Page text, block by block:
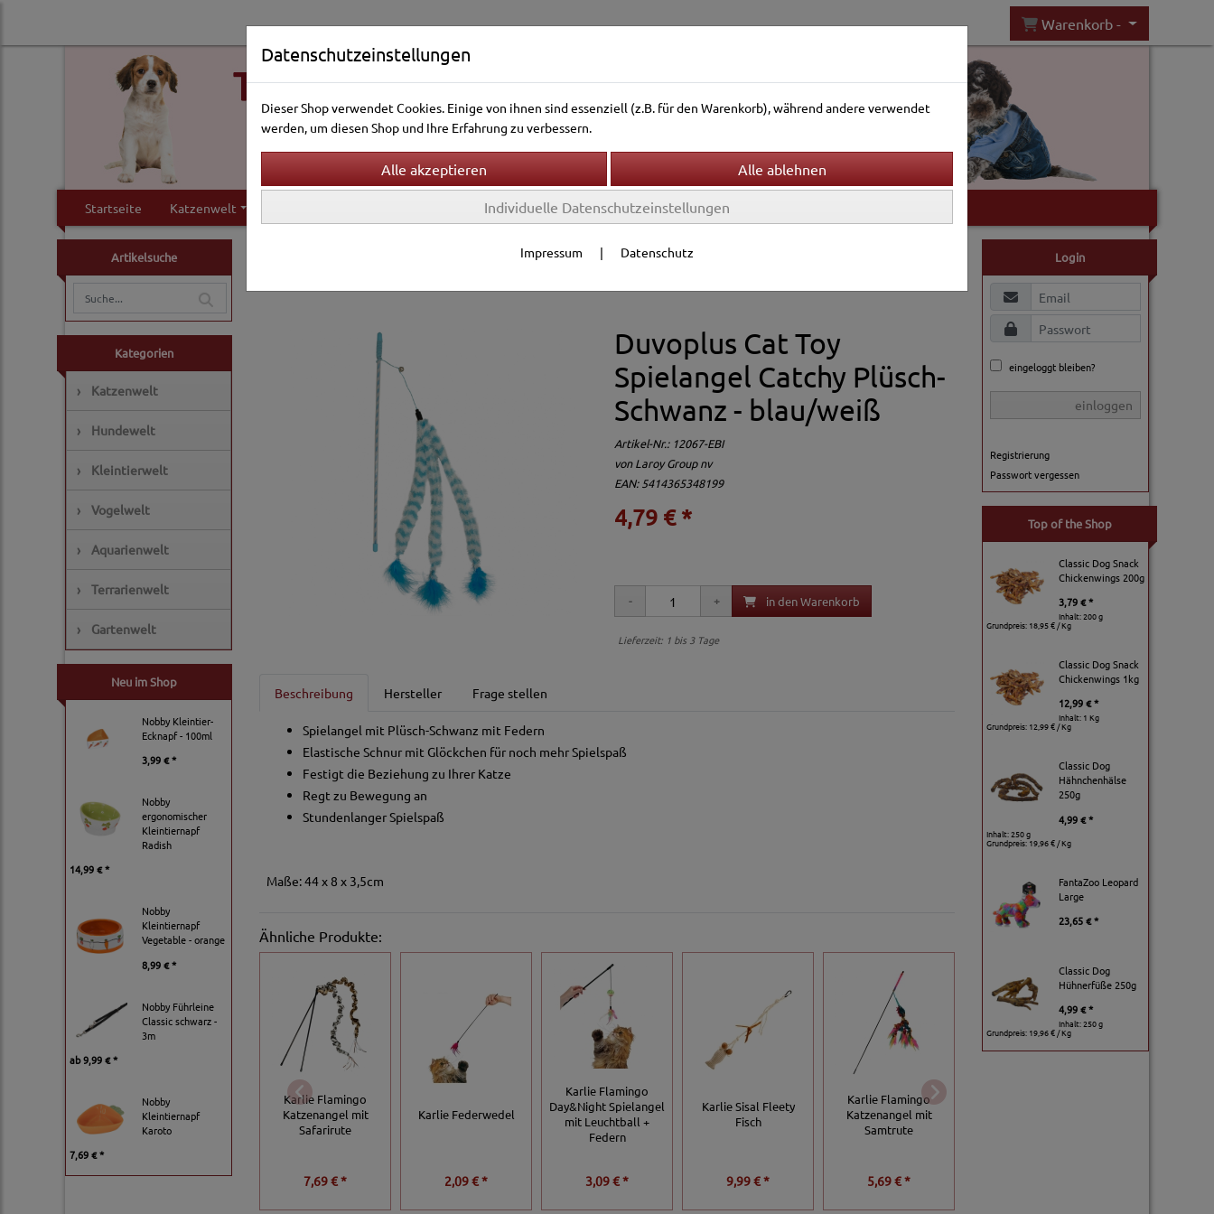
Warenkorb -
Startseite Katzenwelt Vogelwelt Aquarienwelt Terrarienwelt
Artikelsuche
Kategorien
› Katzenwelt
› Hundewelt
› Kleintierwelt
› Vogelwelt
› Aquarienwelt
› Terrarienwelt
› Gartenwelt
Neu im Shop
Nobby Kleintier-
Ecknapf - 100ml
3,99 € *
Nobby
ergonomischer
Kleintiernapf
Radish
14,99 € *
Nobby
Kleintiernapf
Vegetable - orange
8,99 € *
Nobby Führleine
Classic schwarz -
3m
ab9,99 € *
Nobby
Kleintiernapf
Karoto
7,69 € *
Duvoplus Cat Toy
Spielangel Catchy Plüsch-
Schwanz - blau/weiß
Artikel-Nr.: 12067-EBI
vonLaroy Group nv
EAN: 5414365348199
4,79 € *
in den Warenkorb
Lieferzeit: 1 bis 3 Tage
Beschreibung Hersteller Frage stellen
Spielangel mit Plüsch-Schwanz mit Federn
Elastische Schnur mit Glöckchen für noch mehr Spielspaß
Festigt die Beziehung zu Ihrer Katze
Regt zu Bewegung an
Stundenlanger Spielspaß
Maße: 44 x 8 x 3,5cm
Ähnliche Produkte:
Karlie Flamingo
Katzenangel mit
Safarirute
7,69 € *
Karlie Federwedel
2,09 € *
Karlie Flamingo
Day&Night Spielangel
mit Leuchtball +
Federn
3,09 € *
Karlie Sisal Fleety
Fisch
9,99 € *
Karlie Flamingo
Katzenangel mit
Samtrute
5,69 € *
Login
eingeloggt bleiben?
einloggen
Registrierung
Passwort vergessen
Top of the Shop
Classic Dog Snack
Chickenwings 200g
3,79 € *
Inhalt: 200 g
Grundpreis: 18,95 € / Kg
Classic Dog Snack
Chickenwings 1kg
12,99 € *
Inhalt: 1 Kg
Grundpreis: 12,99 € / Kg
Classic Dog
Hähnchenhälse
250g
4,99 € *
Inhalt: 250 g
Grundpreis:19,96 € / Kg
FantaZoo Leopard
Large
23,65 € *
Classic Dog
Hühnerfüße 250g
4,99 € *
Inhalt: 250 g
Grundpreis: 19,96 € / Kg
Datenschutzeinstellungen
Dieser Shop verwendet Cookies. Einige von ihnen sind essenziell (z.B. für den Warenkorb), während andere verwendet
werden, um diesen Shop und Ihre Erfahrung zu verbessern.
Individuelle Datenschutzeinstellungen
Impressum | Datenschutz